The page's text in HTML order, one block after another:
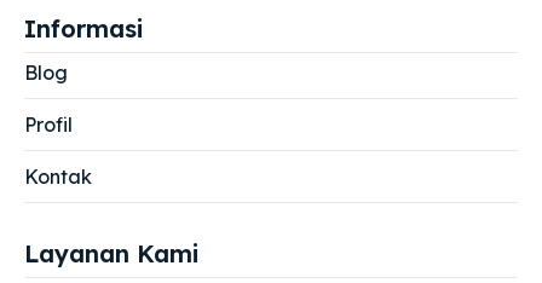
Informasi
Blog
Profil
Kontak
Layanan Kami